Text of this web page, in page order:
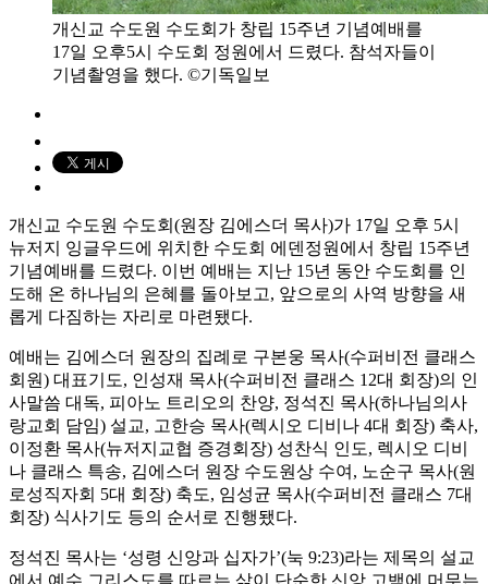
개신교 수도원 수도회가 창립 15주년 기념예배를
17일 오후5시 수도회 정원에서 드렸다. 참석자들이
기념촬영을 했다. ©기독일보
개신교 수도원 수도회(원장 김에스더 목사)가 17일 오후 5시
뉴저지 잉글우드에 위치한 수도회 에덴정원에서 창립 15주년
기념예배를 드렸다. 이번 예배는 지난 15년 동안 수도회를 인
도해 온 하나님의 은혜를 돌아보고, 앞으로의 사역 방향을 새
롭게 다짐하는 자리로 마련됐다.
예배는 김에스더 원장의 집례로 구본웅 목사(수퍼비전 클래스
회원) 대표기도, 인성재 목사(수퍼비전 클래스 12대 회장)의 인
사말씀 대독, 피아노 트리오의 찬양, 정석진 목사(하나님의사
랑교회 담임) 설교, 고한승 목사(렉시오 디비나 4대 회장) 축사,
이정환 목사(뉴저지교협 증경회장) 성찬식 인도, 렉시오 디비
나 클래스 특송, 김에스더 원장 수도원상 수여, 노순구 목사(원
로성직자회 5대 회장) 축도, 임성균 목사(수퍼비전 클래스 7대
회장) 식사기도 등의 순서로 진행됐다.
정석진 목사는 ‘성령 신앙과 십자가’(눅 9:23)라는 제목의 설교
에서 예수 그리스도를 따르는 삶이 단순한 신앙 고백에 머무는